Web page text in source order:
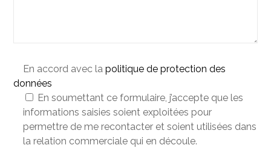
En accord avec lapolitique de protection des
données
En soumettant ce formulaire, j’accepte que les
informations saisies soient exploitées pour
permettre de me recontacter et soient utilisées dans
la relation commerciale qui en découle.